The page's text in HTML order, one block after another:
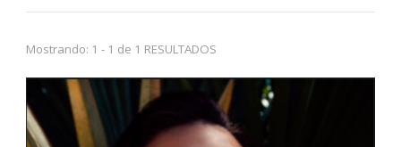
Mostrando: 1 - 1 de 1 RESULTADOS